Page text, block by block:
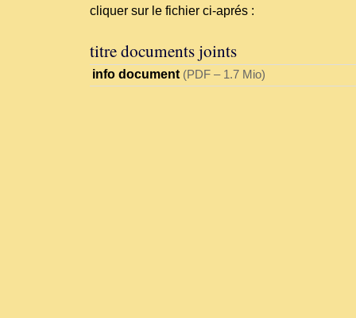
cliquer sur le fichier ci-aprés :
titre documents joints
info document (PDF – 1.7 Mio)